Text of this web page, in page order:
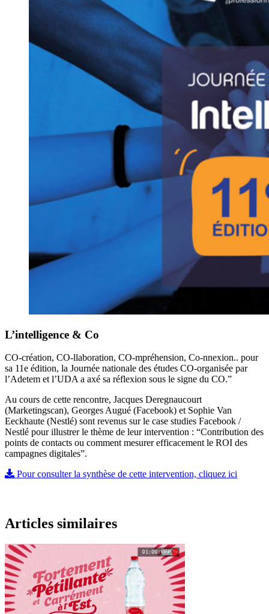
L’intelligence & Co
CO-création, CO-llaboration, CO-mpréhension, Co-nnexion.. pour
sa 11e édition, la Journée nationale des études CO-organisée par
l’Adetem et l’UDA a axé sa réflexion sous le signe du CO.”
Au cours de cette rencontre, Jacques Deregnaucourt
(Marketingscan), Georges Augué (Facebook) et Sophie Van
Eeckhaute (Nestlé) sont revenus sur le case studies Facebook /
Nestlé pour illustrer le thème de leur intervention : “Contribution des
points de contacts ou comment mesurer efficacement le ROI des
campagnes digitales”.
Pour consulter la synthèse de cette intervention, cliquez ici
Articles similaires